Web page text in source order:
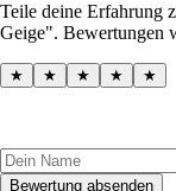
Teile deine
Geige". Bewertungen
★ ★ ★ ★ ★
Bewertung absenden